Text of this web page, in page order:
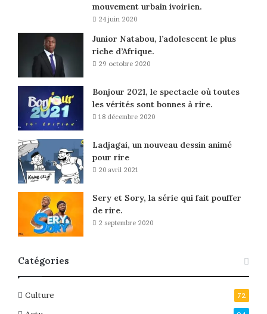
mouvement urbain ivoirien.
24 juin 2020
Junior Natabou, l’adolescent le plus
riche d’Afrique.
29 octobre 2020
Bonjour 2021, le spectacle où toutes
les vérités sont bonnes à rire.
18 décembre 2020
Ladjagai, un nouveau dessin animé
pour rire
20 avril 2021
Sery et Sory, la série qui fait pouffer
de rire.
2 septembre 2020
Catégories
Culture 72